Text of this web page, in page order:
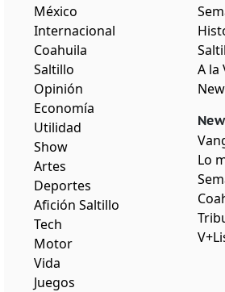
México
Internacional
Coahuila
Saltillo
Opinión
Economía
Utilidad
Show
Artes
Deportes
Afición Saltillo
Tech
Motor
Vida
Juegos
A la
Lo